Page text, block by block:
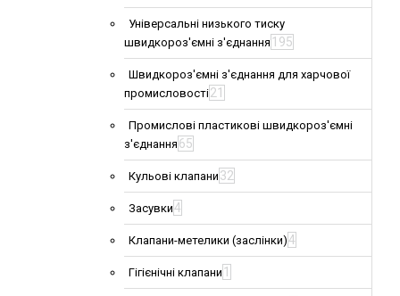
Універсальні низького тиску
швидкороз'ємні з'єднання 195
Швидкороз'ємні з'єднання для харчової
промисловості21
Промислові пластикові швидкороз'ємні
з'єднання 65
Кульові клапани 32
Засувки4
Клапани-метелики (заслінки)4
Гігієнічні клапани 1